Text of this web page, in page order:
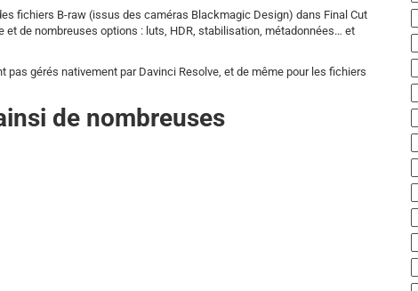
fichiers B-raw (issus des caméras Blackmagic Design) dans Final Cut
de nombreuses options : luts, HDR, stabilisation, métadonnées… et
pas gérés nativement par Davinci Resolve, et de même pour les fichiers
de nombreuses